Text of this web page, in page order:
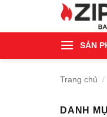
SẢN
Trang chủ /
DANH